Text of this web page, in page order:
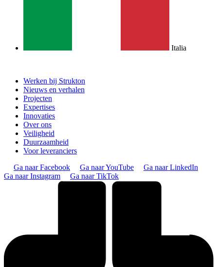
Italia
Werken bij Strukton
Nieuws en verhalen
Projecten
Expertises
Innovaties
Over ons
Veiligheid
Duurzaamheid
Voor leveranciers
Ga naar Facebook
Ga naar YouTube
Ga naar LinkedIn
Ga naar Instagram
Ga naar TikTok